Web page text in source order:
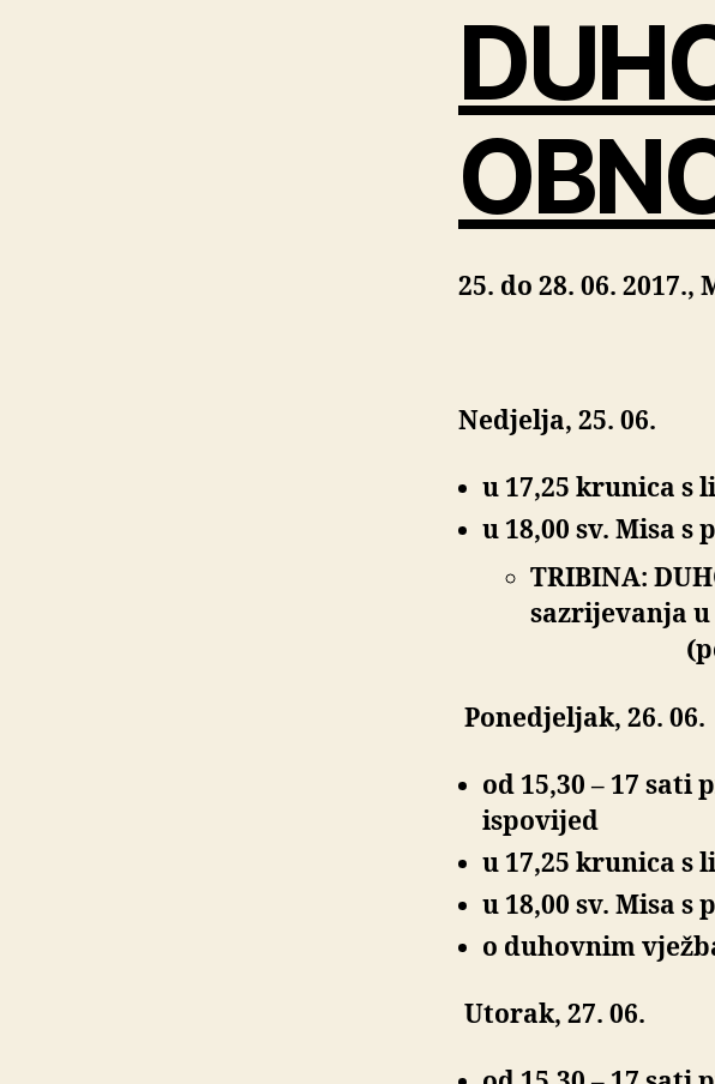
25. do 28. 06. 2017.,
Nedjelja, 25. 06.
u 17,25 krunica s
u 18,00 sv. Misa
TRIBINA:
sazrijevanja
(postati
Ponedjeljak, 26. 06.
od 15,30 – 17
ispovijed
u 17,25 krunica s
u 18,00 sv. Misa
o duhovnim
Utorak, 27. 06.